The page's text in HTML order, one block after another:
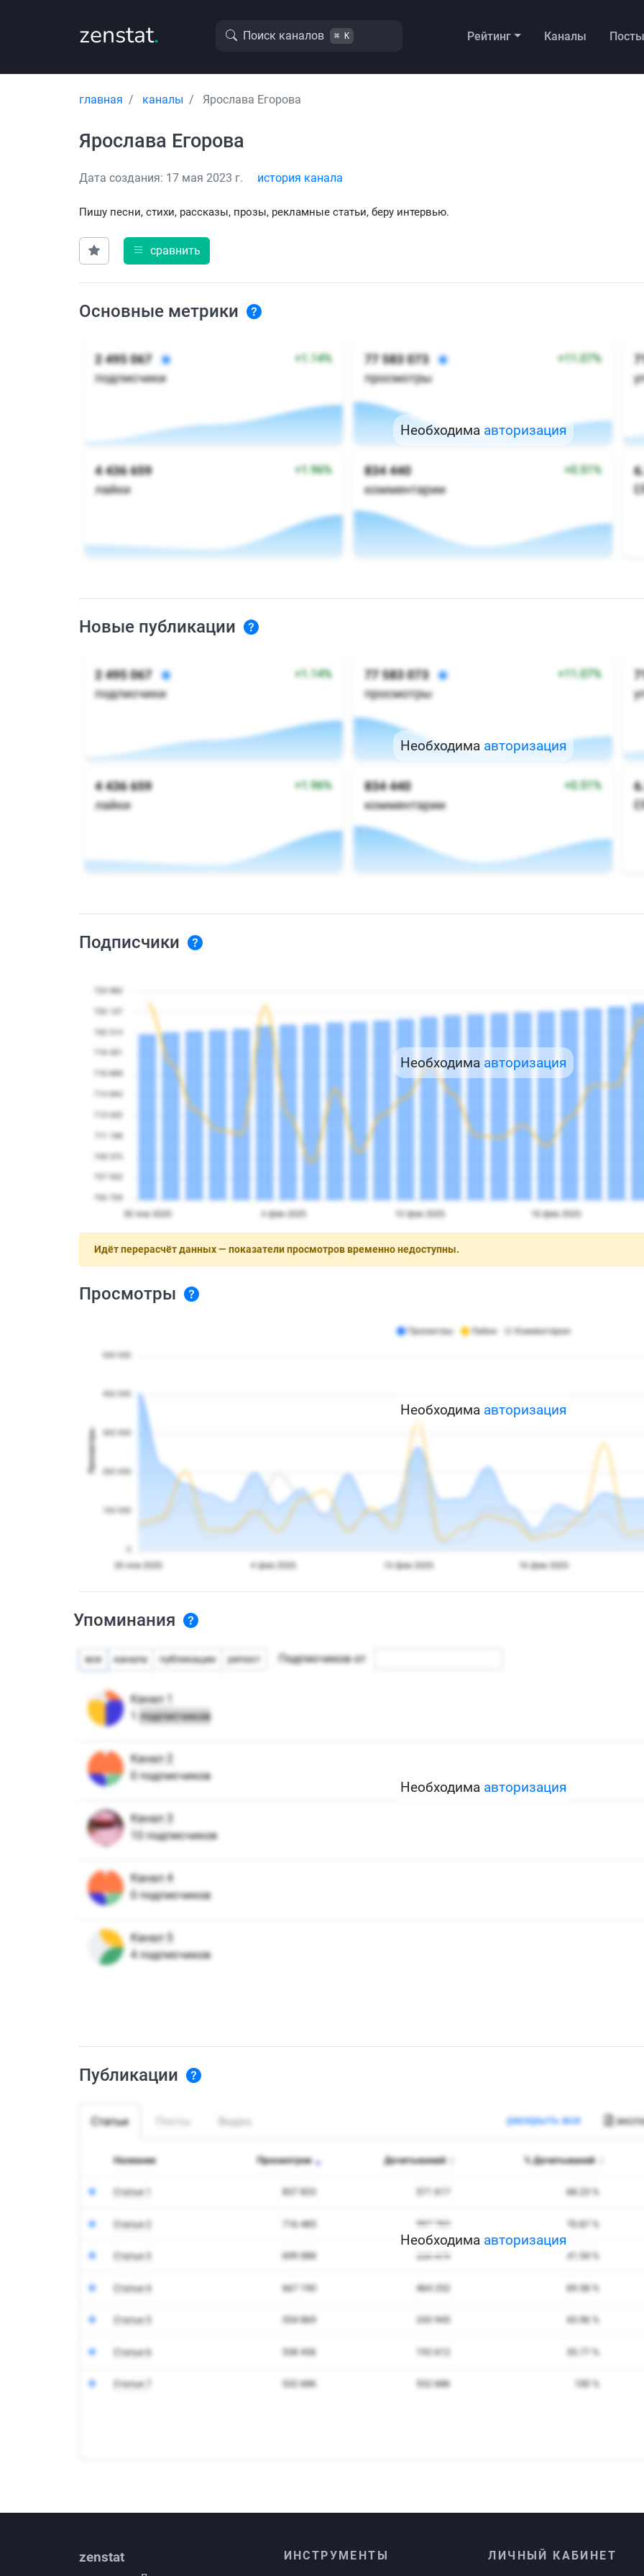
zenstat. Поиск каналов ⌘ K Рейтинг Каналы Посты
главная каналы Ярослава Егорова
Ярослава Егорова
Дата создания: 17 мая 2023 г. история канала
Пишу песни, стихи, рассказы, прозы, рекламные статьи, беру интервью.
сравнить
Основные метрики
Необходима авторизация
Новые публикации
Необходима авторизация
Подписчики
Необходима авторизация
Идёт перерасчёт данных — показатели просмотров временно недоступны.
Просмотры
Необходима авторизация
Упоминания
Необходима авторизация
Публикации
Необходима авторизация
zenstat ИНСТРУМЕНТЫ ЛИЧНЫЙ КАБИНЕТ